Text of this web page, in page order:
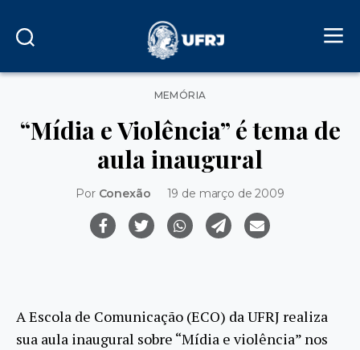
Categorias
MEMÓRIA
“Mídia e Violência” é tema de
aula inaugural
Por Conexão 19 de março de 2009
A Escola de Comunicação (ECO) da UFRJ realiza
sua aula inaugural sobre “Mídia e violência” nos